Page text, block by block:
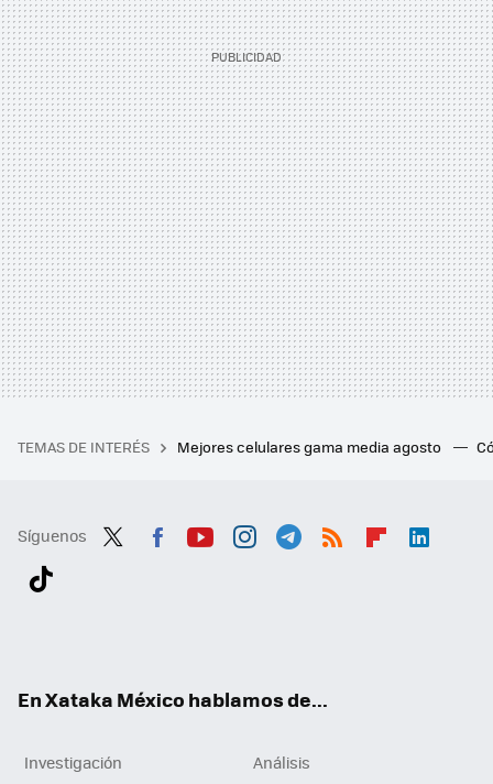
TEMAS DE INTERÉS Mejores celulares gama media agosto
Síguenos
En Xataka México hablamos de...
Investigación
Análisis